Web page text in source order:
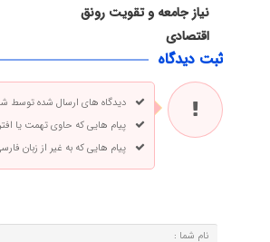
نیاز جامعه و تقویت رونق
اقتصادی
ثبت دیدگاه
دیدگاه های ارسال شده توسط
پیام هایی که حاوی تهمت یا
پیام هایی که به غیر از زبان